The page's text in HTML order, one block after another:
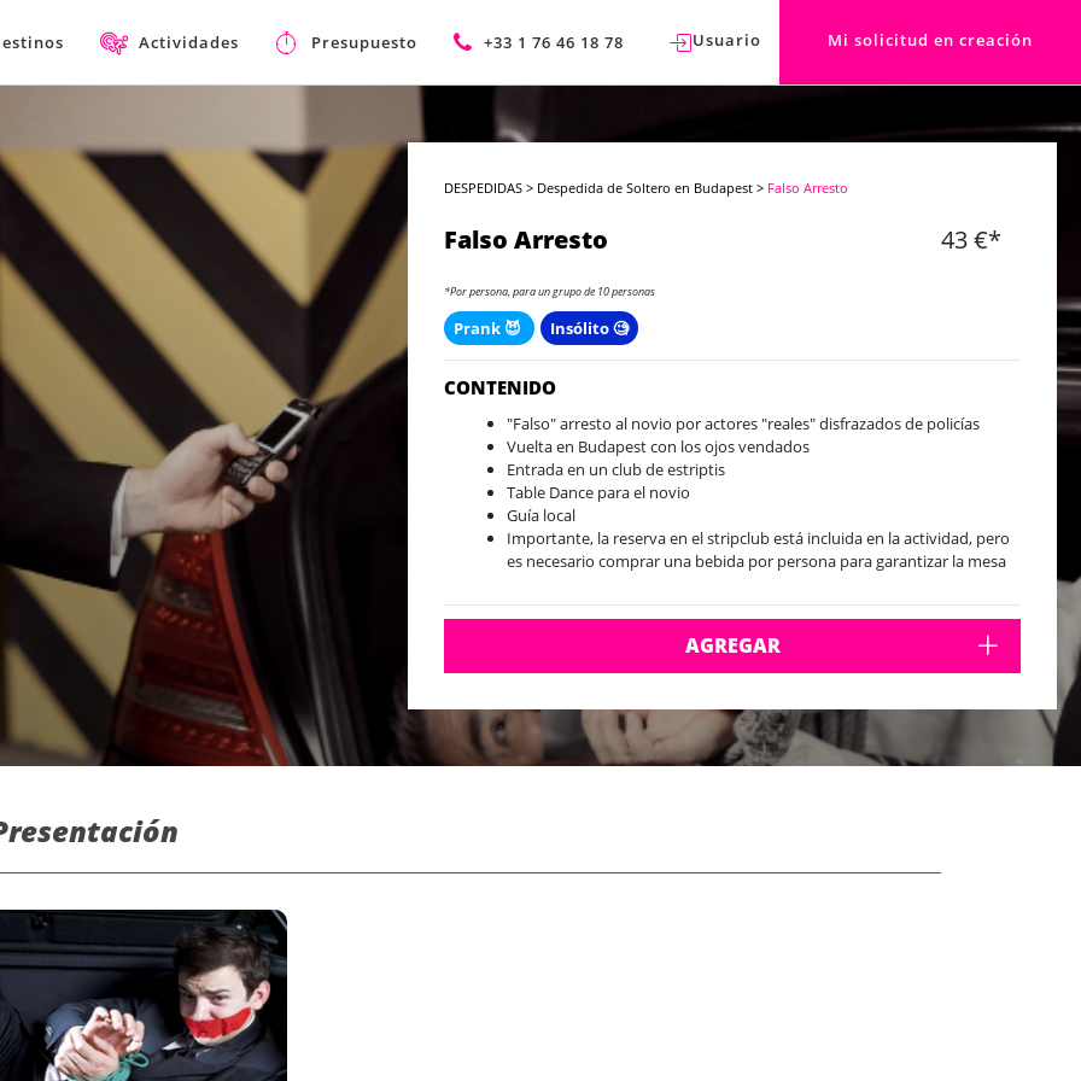
Actividades Presupuesto +33 1 76 46 18 78 Usuario Mi solicitud en creación
DESPEDIDAS > Despedida de Soltero en Budapest > Falso Arresto
Falso Arresto 43 €*
*Por persona, para un grupo de 10 personas
Prank 😈 Insólito 🧐
CONTENIDO
"Falso" arresto al novio por actores "reales" disfrazados de policías
Vuelta en Budapest con los ojos vendados
Entrada en un club de estriptis
Table Dance para el novio
Guía local
Importante, la reserva en el stripclub está incluida en la actividad, pero
es necesario comprar una bebida por persona para garantizar la mesa
AGREGAR